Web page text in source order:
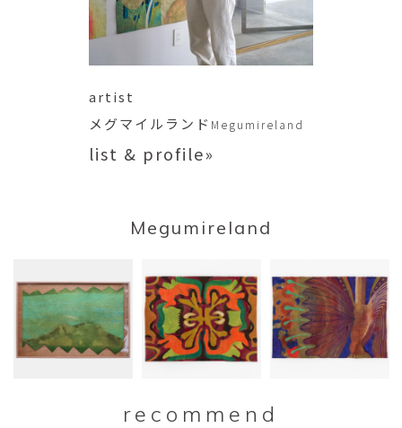
artist
メグマイルランド Megumireland
list & profile»
Megumireland
recommend